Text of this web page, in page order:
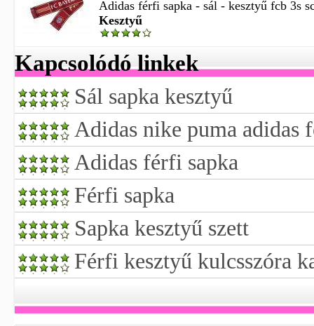
Adidas férfi sapka - sál - kesztyű fcb 3s
Kesztyű
Kapcsolódó linkek
Sál sapka kesztyű
Adidas nike puma adidas
Adidas férfi sapka
Férfi sapka
Sapka kesztyű szett
Férfi kesztyű kulcsszóra